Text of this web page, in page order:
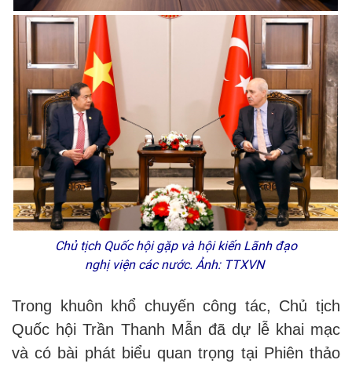
Chủ tịch Quốc hội gặp và hội kiến Lãnh đạo
nghị viện các nước. Ảnh: TTXVN
Trong khuôn khổ chuyến công tác, Chủ tịch
Quốc hội Trần Thanh Mẫn đã dự lễ khai mạc
và có bài phát biểu quan trọng tại Phiên thảo